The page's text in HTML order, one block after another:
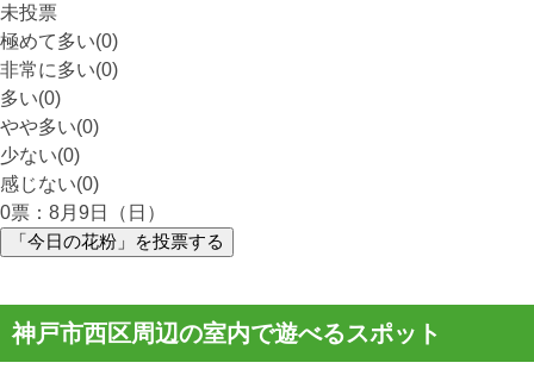
未投票
極めて多い(0)
非常に多い(0)
多い(0)
やや多い(0)
少ない(0)
感じない(0)
0票：8月9日（日）
「今日の花粉」を投票する
神戸市西区周辺の室内で遊べるスポット